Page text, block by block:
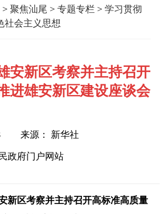
>聚焦汕尾 >专题专栏 >学习贯彻
社会主义思想
安新区考察并主持召开
进雄安新区建设座谈会
来源： 新华社
政府门户网站
新区考察并主持召开高标准高质量